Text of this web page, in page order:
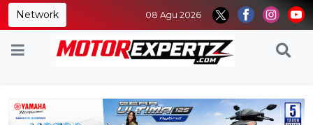
Network 08 Agu 2026